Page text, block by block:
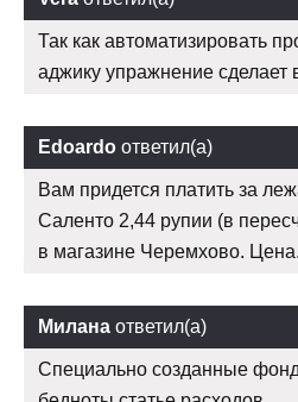
Так как автоматизировать
аджику упражнение
Edoardo ответил(а)
Вам придется платить за
Саленто 2,44 рупии (в
в магазине Черемхово. Цена.
Милана ответил(а)
Специально созданные